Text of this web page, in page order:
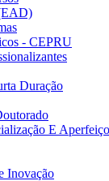
- CEPRU
Duração
E
Inovação